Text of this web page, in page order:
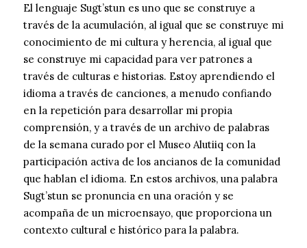
El lenguaje Sugt’stun es uno que se construye a
través de la acumulación, al igual que se construye mi
conocimiento de mi cultura y herencia, al igual que
se construye mi capacidad para ver patrones a
través de culturas e historias. Estoy aprendiendo el
idioma a través de canciones, a menudo confiando
en la repetición para desarrollar mi propia
comprensión, y a través de un archivo de palabras
de la semana curado por el Museo Alutiiq con la
participación activa de los ancianos de la comunidad
que hablan el idioma. En estos archivos, una palabra
Sugt’stun se pronuncia en una oración y se
acompaña de un microensayo, que proporciona un
contexto cultural e histórico para la palabra.